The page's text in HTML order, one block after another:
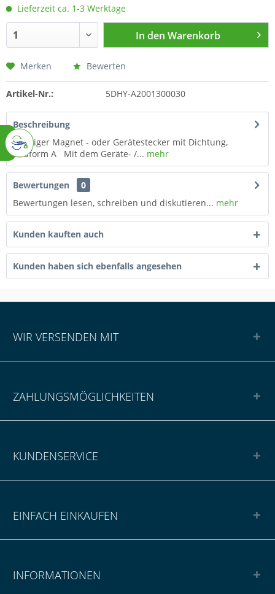
Lieferzeit ca. 1-3 Werktage
In den Warenkorb
Merken Bewerten
Artikel-Nr.: 5DHY-A2001300030
Beschreibung
3-poliger Magnet - oder Gerätestecker mit Dichtung,
Bauform A Mit dem Geräte- /... mehr
Bewertungen
0
Bewertungen lesen, schreiben und diskutieren... mehr
Kunden kauften auch
Kunden haben sich ebenfalls angesehen
WIR VERSENDEN MIT
ZAHLUNGSMÖGLICHKEITEN
KUNDENSERVICE
EINFACH EINKAUFEN
INFORMATIONEN